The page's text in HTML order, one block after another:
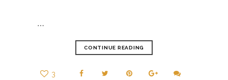
…
CONTINUE READING
3